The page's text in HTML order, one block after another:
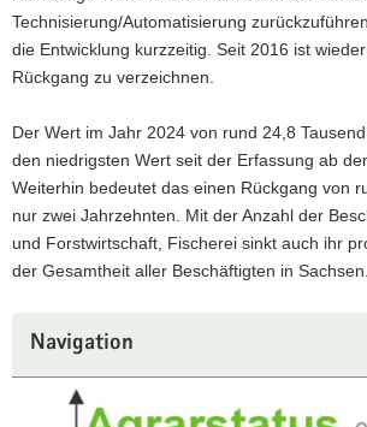
Technisierung/Automatisierung
die Entwicklung kurzzeitig. Seit 2016 ist
Rückgang zu verzeichnen.
Der Wert im Jahr 2024 von rund 24,8
den niedrigsten Wert seit der Erfassung ab
Weiterhin bedeutet das einen Rückgang von
nur zwei Jahrzehnten. Mit der Anzahl der
und Forstwirtschaft, Fischerei sinkt auch ihr
der Gesamtheit aller Beschäftigten in Sachsen.
Information
Navigation